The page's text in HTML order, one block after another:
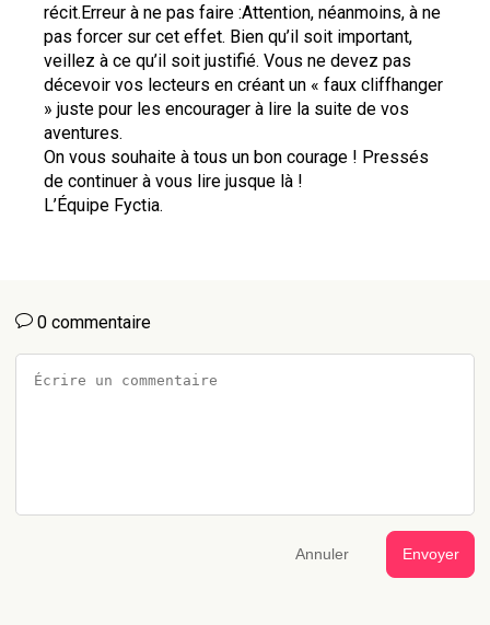
récit.Erreur à ne pas faire :Attention, néanmoins, à ne
pas forcer sur cet effet. Bien qu’il soit important,
veillez à ce qu’il soit justifié. Vous ne devez pas
décevoir vos lecteurs en créant un « faux cliffhanger
» juste pour les encourager à lire la suite de vos
aventures.
On vous souhaite à tous un bon courage ! Pressés
de continuer à vous lire jusque là !
L’Équipe Fyctia.
0 commentaire
Annuler Envoyer